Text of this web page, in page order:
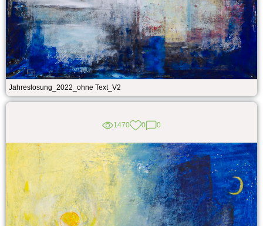
Jahreslosung_2022_ohne Text_V2
1470 0 0